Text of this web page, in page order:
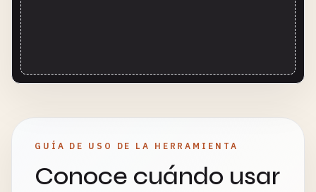
GUÍA DE USO DE LA HERRAMIENTA
Conoce cuándo usar